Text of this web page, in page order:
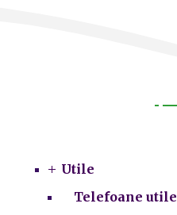
Utile
Telefoane utile